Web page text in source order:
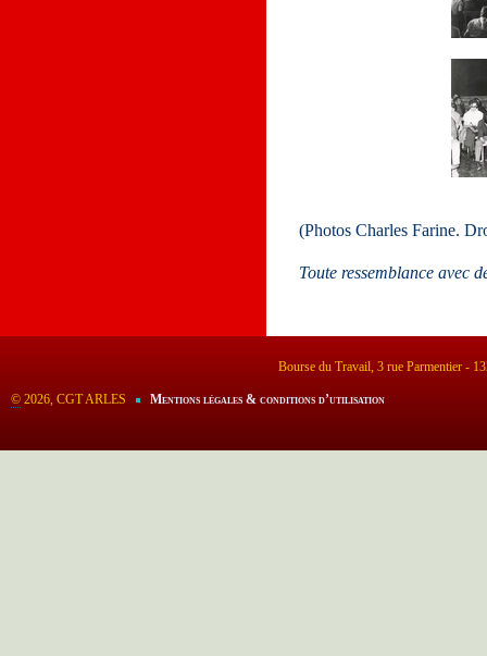
(Photos Charles Farine.
Toute ressemblance avec
Bourse du Travail, 3 rue Parmentier -
© 2026, CGT ARLES Mentions légales & conditions d’utilisation